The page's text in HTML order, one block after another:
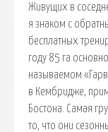
Живущих в
я знаком с
бесплатных
году 85 га
называемом
в Кембридже,
Бостона. Самая
то, что они